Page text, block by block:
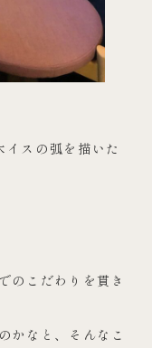
スの弧を描いた
のこだわりを貫き
かなと、そんなこ